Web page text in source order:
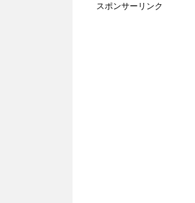
スポンサーリンク